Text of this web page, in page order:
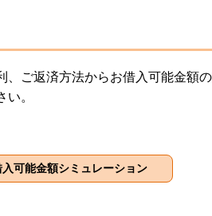
ご返済方法からお借入可能金額の
。